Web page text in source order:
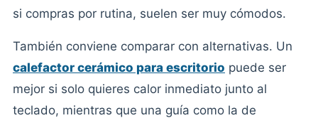
si compras por rutina, suelen ser muy cómodos.
También conviene comparar con alternativas. Un
calefactor cerámico para escritorio puede ser
mejor si solo quieres calor inmediato junto al
teclado, mientras que una guía como la de